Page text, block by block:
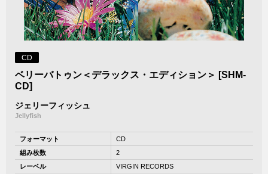
CD
ベリーバトゥン＜デラックス・エディション＞ [SHM-
CD]
ジェリーフィッシュ
Jellyfish
フォーマット
CD
組み枚数
2
レーベル
VIRGIN RECORDS